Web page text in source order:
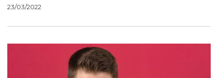
23/03/2022